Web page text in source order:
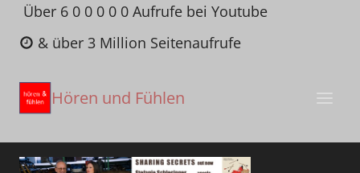
Zum
Inhalt
springen
Über 6 0 0 0 0 0 Aufrufe bei Youtube
& über 3 Million Seitenaufrufe
Hören und Fühlen